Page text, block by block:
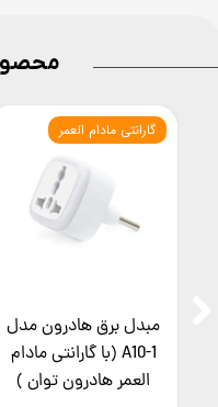
مبدل برق هادرون مدل
A10-1 (با گارانتی مادام
العمر هادرون توان )
گارانتی مادام العمر